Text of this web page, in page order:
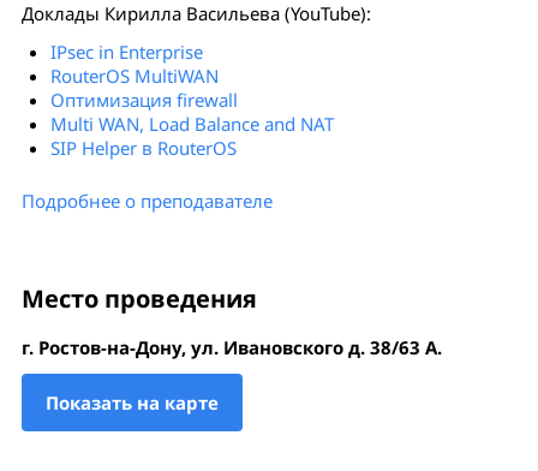
Доклады Кирилла Васильева (YouTube):
IPsec in Enterprise
RouterOS MultiWAN
Оптимизация firewall
Multi WAN, Load Balance and NAT
SIP Helper в RouterOS
Подробнее о преподавателе
Место проведения
г. Ростов-на-Дону, ул. Ивановского д. 38/63 А.
Показать на карте